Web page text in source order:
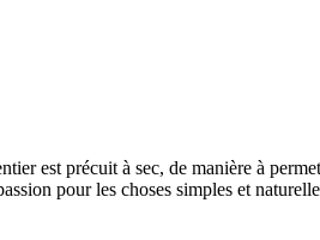
est précuit à sec, de manière à
pour les choses simples et